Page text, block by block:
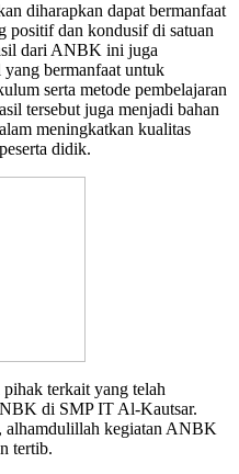
diharapkan dapat bermanfaat
positif dan kondusif di satuan
dari ANBK ini juga
bermanfaat untuk
serta metode pembelajaran
tersebut juga menjadi bahan
meningkatkan kualitas
didik.
pihak terkait yang telah
di SMP IT Al-Kautsar.
alhamdulillah kegiatan ANBK
tertib.